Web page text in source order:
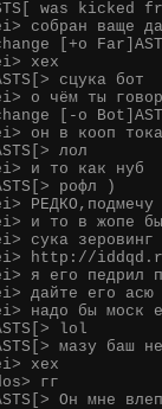
was kicked
собран ваще
[+o
хех
сцука бот
о чём ты
[-o
он в кооп
лол
и то как нуб
рофл )
и то в жопе
сука зеровинг
http://
я его педрил
дайте его асю
надо бы моск
lol
мазу баш
хех
гг
Он мне